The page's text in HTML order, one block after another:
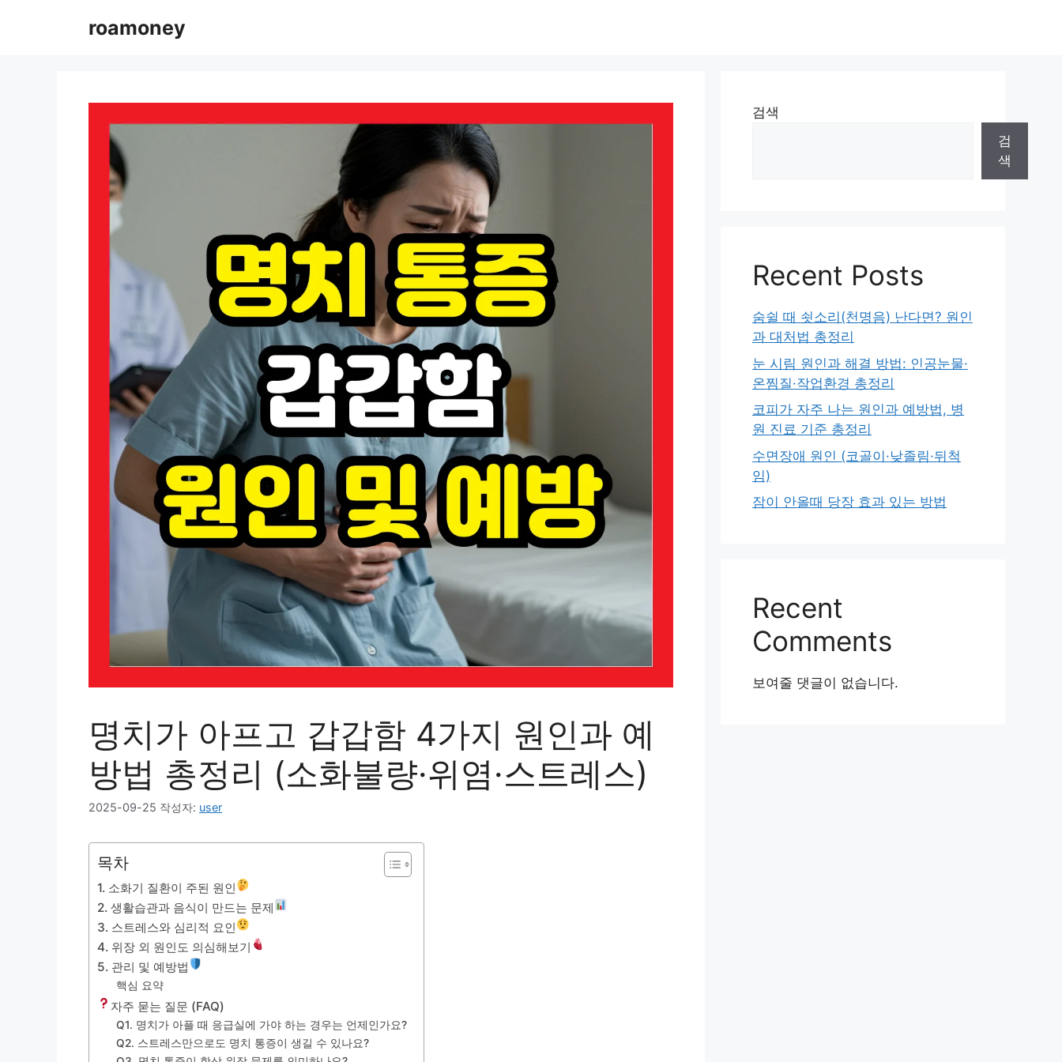
roamoney
명치가 아프고 갑갑함 4가지 원인과 예
방법 총정리 (소화불량·위염·스트레스)
2025-09-25 작성자: user
목차
1. 소화기 질환이 주된 원인
2. 생활습관과 음식이 만드는 문제
3. 스트레스와 심리적 요인
4. 위장 외 원인도 의심해보기
5. 관리 및 예방법
핵심 요약
자주 묻는 질문 (FAQ)
Q1. 명치가 아플 때 응급실에 가야 하는 경우는 언제인가요?
Q2. 스트레스만으로도 명치 통증이 생길 수 있나요?
검색
검
색
Recent Posts
숨쉴 때 쇳소리(천명음) 난다면? 원인
과 대처법 총정리
눈 시림 원인과 해결 방법: 인공눈물·
온찜질·작업환경 총정리
코피가 자주 나는 원인과 예방법, 병
원 진료 기준 총정리
수면장애 원인 (코골이·낮졸림·뒤척
임)
잠이 안올때 당장 효과 있는 방법
Recent
Comments
보여줄 댓글이 없습니다.